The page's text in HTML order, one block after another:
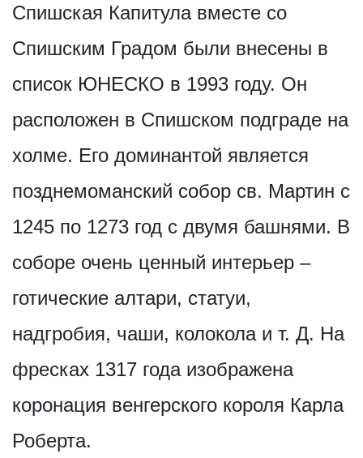
Спишская Капитула вместе со
Спишским Градом были внесены в
список ЮНЕСКО в 1993 году. Он
расположен в Спишском подграде на
холме. Его доминантой является
позднемоманский собор св. Мартин с
1245 по 1273 год с двумя башнями. В
соборе очень ценный интерьер –
готические алтари, статуи,
надгробия, чаши, колокола и т. Д. На
фресках 1317 года изображена
коронация венгерского короля Карла
Роберта.